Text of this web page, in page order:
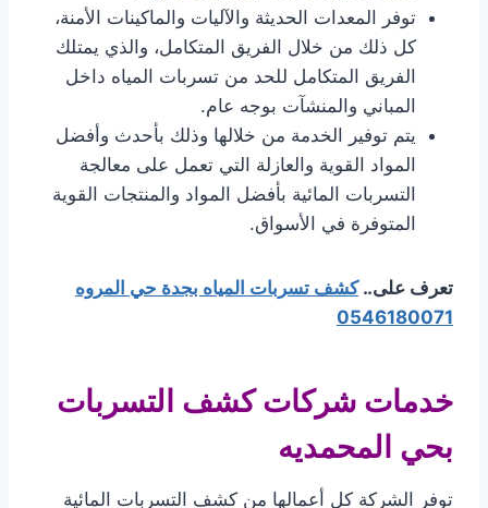
توفر المعدات الحديثة والآليات والماكينات الأمنة،
كل ذلك من خلال الفريق المتكامل، والذي يمتلك
الفريق المتكامل للحد من تسربات المياه داخل
المباني والمنشآت بوجه عام.
يتم توفير الخدمة من خلالها وذلك بأحدث وأفضل
المواد القوية والعازلة التي تعمل على معالجة
التسربات المائية بأفضل المواد والمنتجات القوية
المتوفرة في الأسواق.
تعرف على..كشف تسربات المياه بجدة حي المروه
0546180071
خدمات شركات كشف التسربات
بحي المحمديه
توفر الشركة كل أعمالها من كشف التسربات المائية